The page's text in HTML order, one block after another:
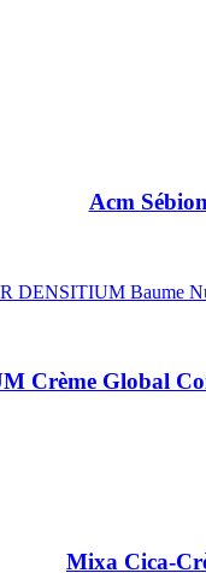
Acm
Crème Global
Mixa Cica-